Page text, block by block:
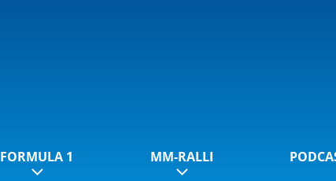
FORMULA 1 MM-RALLI